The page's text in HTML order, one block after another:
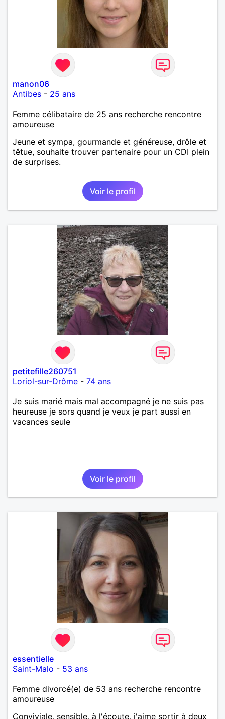
manon06
Antibes - 25 ans
Femme célibataire de 25 ans recherche rencontre
amoureuse
Jeune et sympa, gourmande et généreuse, drôle et
têtue, souhaite trouver partenaire pour un CDI plein
de surprises.
Voir le profil
petitefille260751
Loriol-sur-Drôme - 74 ans
Je suis marié mais mal accompagné je ne suis pas
heureuse je sors quand je veux je part aussi en
vacances seule
Voir le profil
essentielle
Saint-Malo - 53 ans
Femme divorcé(e) de 53 ans recherche rencontre
amoureuse
Conviviale, sensible, à l'écoute, j'aime sortir à deux